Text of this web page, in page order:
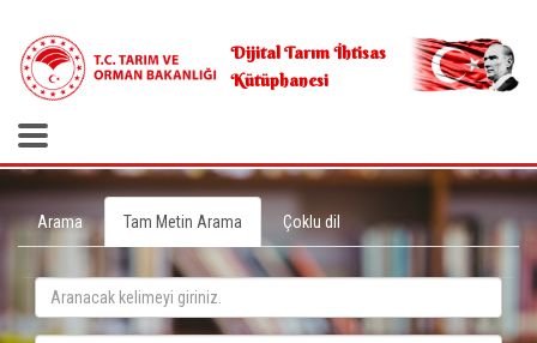
Dijital Tarım İhtisas
Kütüphanesi
Arama Tam Metin Arama Çoklu dil